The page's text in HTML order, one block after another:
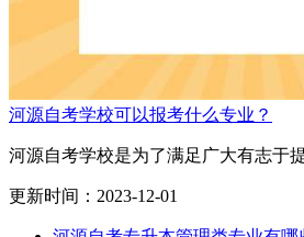
河源自考学校可以报考什么专业？
河源自考学校是为了满足广大有志于
更新时间：2023-12-01